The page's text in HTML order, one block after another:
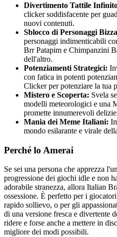
Divertimento Tattile
clicker soddisfacente per
nuovi contenuti.
Sblocco di Personaggi
personaggi indimenticabili
Brr Patapim e Chimpanzini
dell'altro.
Potenziamenti Strategici:
con fatica in potenti
Clicker per potenziare la tua
Mistero e Scoperta: Svela
modelli meteorologici e una
promette innumerevoli
Mania dei Meme Italiani:
mondo esilarante e virale
Perché lo Amerai
Se sei una persona che apprezza
progressione dei giochi idle e non
adorabile stranezza, allora Italian
ossessione. È perfetto per i
rapido sollievo, o per gli
di una versione fresca e divertente
ridere e forse anche a mettere in
migliore dei modi possibili.